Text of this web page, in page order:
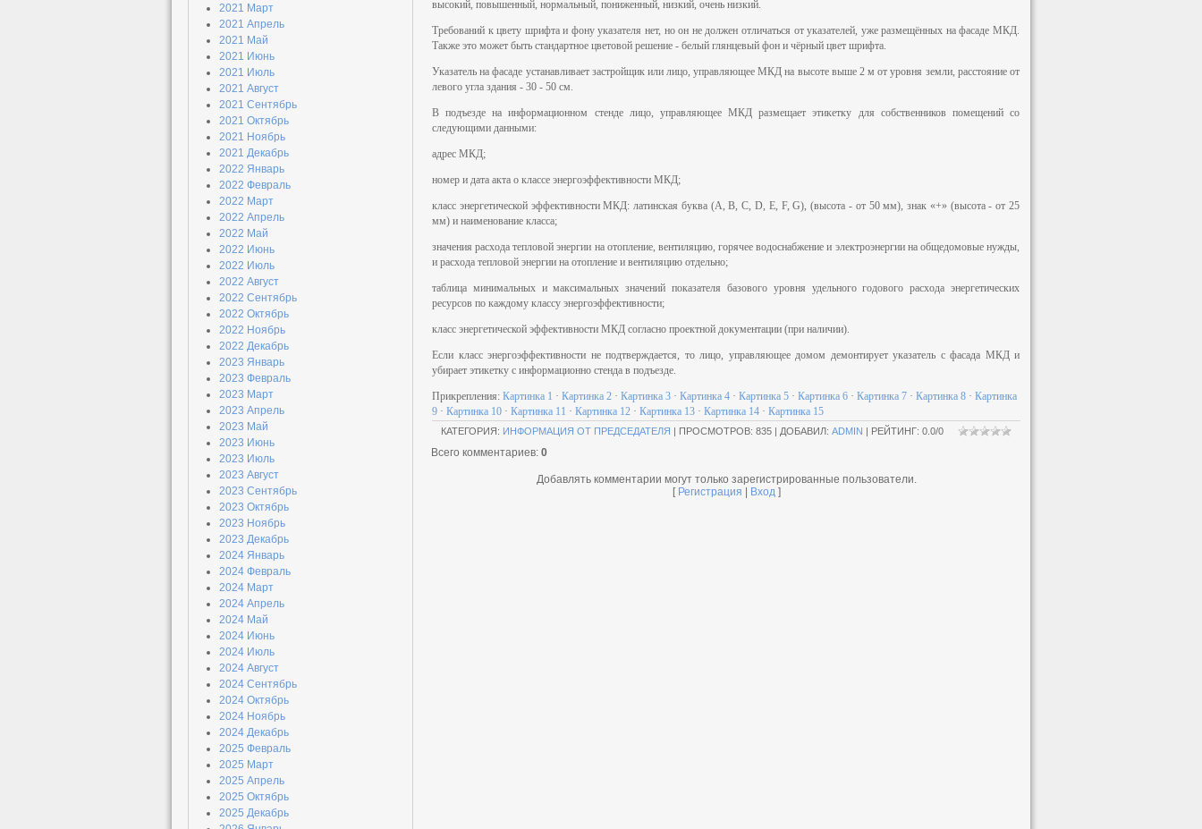
высокий, повышенный, нормальный, пониженный, низкий, очень низкий.
Требований к цвету шрифта и фону указателя нет, но он не должен отличаться от указателей, уже размещённых на фасаде МКД.
Также это может быть стандартное цветовой решение - белый глянцевый фон и чёрный цвет шрифта.
Указатель на фасаде устанавливает застройщик или лицо, управляющее МКД на высоте выше 2 м от уровня земли, расстояние от
левого угла здания - 30 - 50 см.
В подъезде на информационном стенде лицо, управляющее МКД размещает этикетку для собственников помещений со
следующими данными:
адрес МКД;
номер и дата акта о классе энергоэффективности МКД;
класс энергетической эффективности МКД: латинская буква (А, В, С, D, E, F, G), (высота - от 50 мм), знак «+» (высота - от 25
мм) и наименование класса;
значения расхода тепловой энергии на отопление, вентиляцию, горячее водоснабжение и электроэнергии на общедомовые нужды,
и расхода тепловой энергии на отопление и вентиляцию отдельно;
таблица минимальных и максимальных значений показателя базового уровня удельного годового расхода энергетических
ресурсов по каждому классу энергоэффективности;
класс энергетической эффективности МКД согласно проектной документации (при наличии).
Если класс энергоэффективности не подтверждается, то лицо, управляющее домом демонтирует указатель с фасада МКД и
убирает этикетку с информационно стенда в подъезде.
Прикрепления: Картинка 1 · Картинка 2 · Картинка 3 · Картинка 4 · Картинка 5 · Картинка 6 · Картинка 7 · Картинка 8 · Картинка
9 · Картинка 10 · Картинка 11 · Картинка 12 · Картинка 13 · Картинка 14 · Картинка 15
КАТЕГОРИЯ: ИНФОРМАЦИЯ ОТ ПРЕДСЕДАТЕЛЯ | ПРОСМОТРОВ: 835 | ДОБАВИЛ: ADMIN | РЕЙТИНГ: 0.0/0
Всего комментариев: 0
Добавлять комментарии могут только зарегистрированные пользователи.
[ Регистрация Вход]
2021 Март
2021 Апрель
2021 Май
2021 Июнь
2021 Июль
2021 Август
2021 Сентябрь
2021 Октябрь
2021 Ноябрь
2021 Декабрь
2022 Январь
2022 Февраль
2022 Март
2022 Апрель
2022 Май
2022 Июнь
2022 Июль
2022 Август
2022 Сентябрь
2022 Октябрь
2022 Ноябрь
2022 Декабрь
2023 Январь
2023 Февраль
2023 Март
2023 Апрель
2023 Май
2023 Июнь
2023 Июль
2023 Август
2023 Сентябрь
2023 Октябрь
2023 Ноябрь
2023 Декабрь
2024 Январь
2024 Февраль
2024 Март
2024 Апрель
2024 Май
2024 Июнь
2024 Июль
2024 Август
2024 Сентябрь
2024 Октябрь
2024 Ноябрь
2024 Декабрь
2025 Февраль
2025 Март
2025 Апрель
2025 Октябрь
2025 Декабрь